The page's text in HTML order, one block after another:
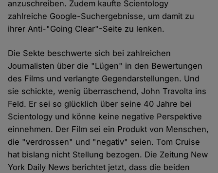
anzuschreiben. Zudem kaufte Scientology
zahlreiche Google-Suchergebnisse, um damit zu
ihrer Anti-"Going Clear"-Seite zu lenken.
Die Sekte beschwerte sich bei zahlreichen
Journalisten über die "Lügen" in den Bewertungen
des Films und verlangte Gegendarstellungen. Und
sie schickte, wenig überraschend, John Travolta ins
Feld. Er sei so glücklich über seine 40 Jahre bei
Scientology und könne keine negative Perspektive
einnehmen. Der Film sei ein Produkt von Menschen,
die "verdrossen" und "negativ" seien. Tom Cruise
hat bislang nicht Stellung bezogen. Die Zeitung New
York Daily News berichtet jetzt, dass die beiden